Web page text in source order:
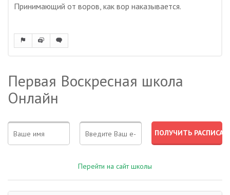
Принимающий от воров, как вор наказывается.
Первая Воскресная школа
Онлайн
Перейти на сайт школы